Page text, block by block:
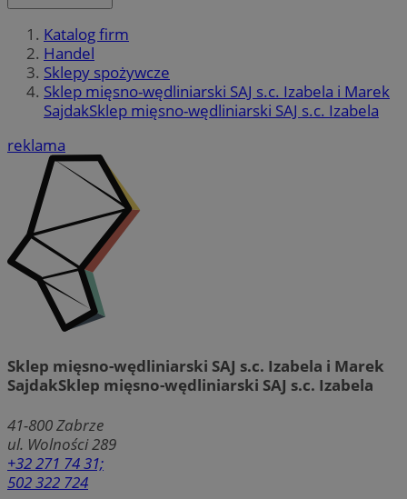
Katalog firm
Handel
Sklepy spożywcze
Sklep mięsno-wędliniarski SAJ s.c. Izabela i Marek
SajdakSklep mięsno-wędliniarski SAJ s.c. Izabela
reklama
Sklep mięsno-wędliniarski SAJ s.c. Izabela i Marek
SajdakSklep mięsno-wędliniarski SAJ s.c. Izabela
41-800Zabrze
ul. Wolności 289
+32 271 74 31;
502 322 724